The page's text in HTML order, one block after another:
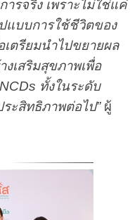
รจริง เพราะไม่ใช่แค่
แบบการใช้ชีวิตของ
เตรียมนำไปขยายผล
เสริมสุขภาพเพื่อ
ทั้งในระดับ
ะสิทธิภาพต่อไป”ผู้